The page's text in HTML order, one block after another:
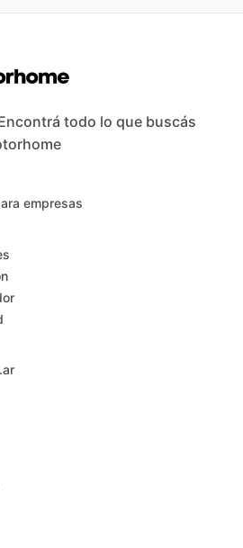
todo lo que buscás
empresas